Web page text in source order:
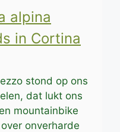
alpina
in Cortina
stond op ons
dat lukt ons
mountainbike
onverharde